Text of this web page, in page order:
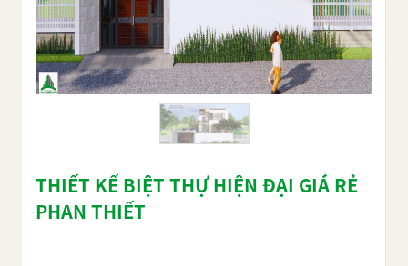
THIẾT KẾ BIỆT THỰ HIỆN ĐẠI GIÁ RẺ
PHAN THIẾT